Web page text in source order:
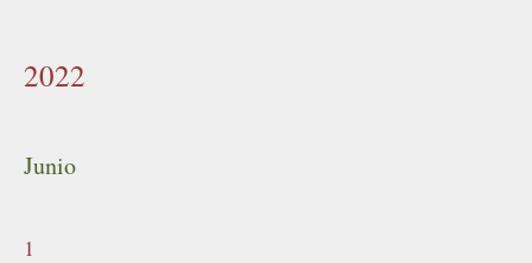
2022
Junio
1